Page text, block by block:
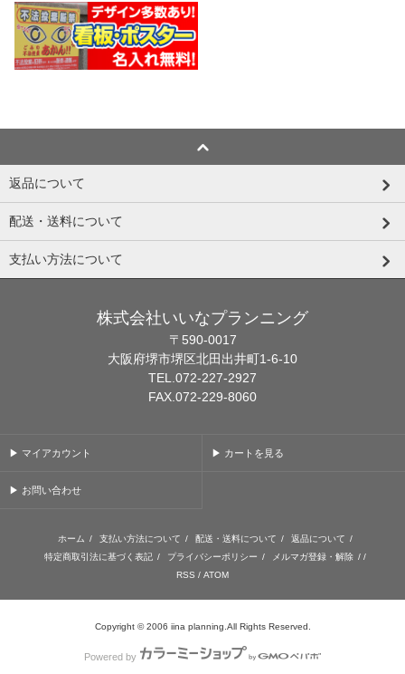
返品について
配送・送料について
支払い方法について
株式会社いいなプランニング
〒590-0017
大阪府堺市堺区北田出井町1-6-10
TEL.072-227-2927
FAX.072-229-8060
▶ マイアカウント ▶ カートを見る
▶ お問い合わせ
ホーム / 支払い方法について / 配送・送料について / 返品について /
特定商取引法に基づく表記 / プライバシーポリシー / メルマガ登録・解除 / /
RSS / ATOM
Copyright © 2006 iina planning.All Rights Reserved.
Powered by